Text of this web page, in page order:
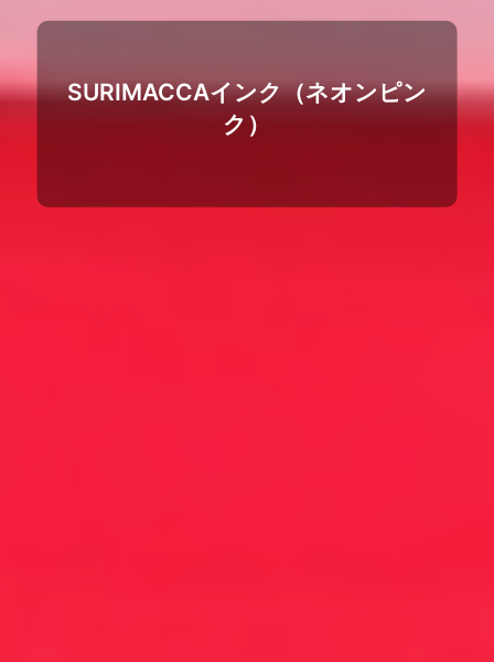
SURIMACCAインク（ネオンピン
ク）